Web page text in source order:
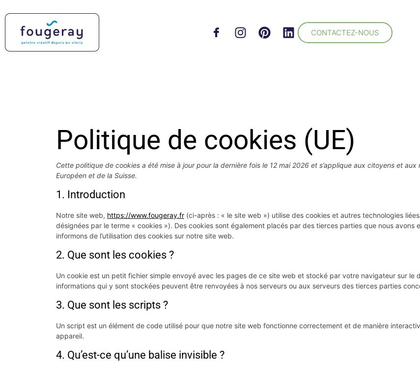
CONTACTEZ-NOUS
Politique de cookies (UE)
Cette politique de cookies a été mise à jour pour la dernière fois le 12 mai 2026 et s’applique aux citoyens et
Européen et de la Suisse.
1. Introduction
Notre site web, https://www.fougeray.fr (ci-après : « le site web ») utilise des cookies et autres technologies
désignées par le terme « cookies »). Des cookies sont également placés par des tierces parties que nous avons
informons de l’utilisation des cookies sur notre site web.
2. Que sont les cookies ?
Un cookie est un petit fichier simple envoyé avec les pages de ce site web et stocké par votre navigateur sur le
informations qui y sont stockées peuvent être renvoyées à nos serveurs ou aux serveurs des tierces parties
3. Que sont les scripts ?
Un script est un élément de code utilisé pour que notre site web fonctionne correctement et de manière
appareil.
4. Qu’est-ce qu’une balise invisible ?